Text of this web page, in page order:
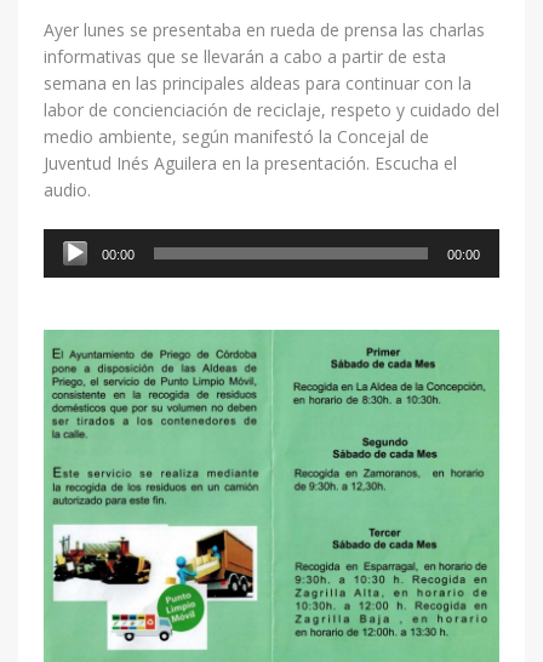
Ayer lunes se presentaba en rueda de prensa las charlas
informativas que se llevarán a cabo a partir de esta
semana en las principales aldeas para continuar con la
labor de concienciación de reciclaje, respeto y cuidado del
medio ambiente, según manifestó la Concejal de
Juventud Inés Aguilera en la presentación. Escucha el
audio.
Reproductor
00:00 00:00